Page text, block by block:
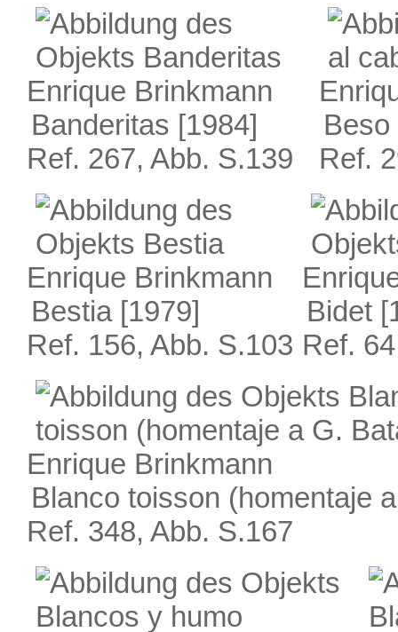
Enrique Brinkmann
Banderitas [1984]
Ref. 267, Abb. S.139
Ref.
Enrique Brinkmann
Bestia[1979]
Ref. 156, Abb. S.103
Bidet
Ref.
Enrique Brinkmann
Blanco toisson (homentaje
Ref. 348, Abb. S.167